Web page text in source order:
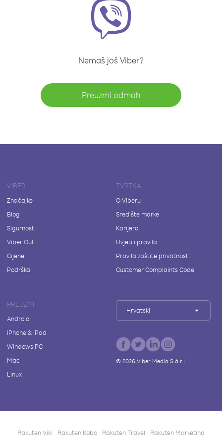
Nemaš još Viber?
Preuzmi odmah
VIBER
Značajke
Blog
Sigurnost
Viber Out
Cijene
Podrška
TVRTKA
O Viberu
Središte marke
Karijera
Uvjeti i pravila
Pravila zaštite privatnosti
Customer Complaints Code
PREUZMI
Android
iPhone & iPad
Windows PC
Mac
Linux
Hrvatski
© 2026Viber Media S.à r.l.
Rakuten Viki Rakuten Kobo Rakuten Travel Rakuten Marketing